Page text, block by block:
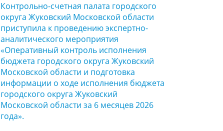
Контрольно-счетная палата городского
округа Жуковский Московской области
приступила к проведению экспертно-
аналитического мероприятия
«Оперативный контроль исполнения
бюджета городского округа Жуковский
Московской области и подготовка
информации о ходе исполнения бюджета
городского округа Жуковский
Московской области за 6 месяцев 2026
года».